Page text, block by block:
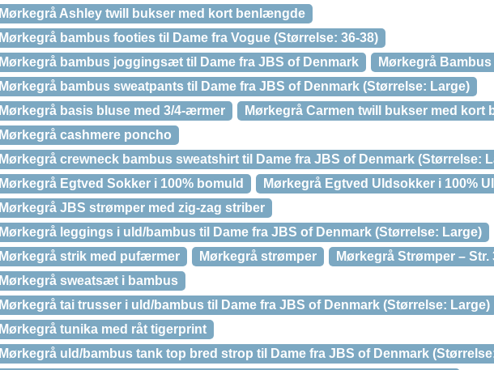
Mørkegrå Ashley twill bukser med kort benlængde
Mørkegrå bambus footies til Dame fra Vogue (Størrelse: 36-38)
Mørkegrå bambus joggingsæt til Dame fra JBS of Denmark
Mørkegrå
Mørkegrå bambus sweatpants til Dame fra JBS of Denmark (Størrelse: Large)
Mørkegrå basis bluse med 3/4-ærmer
Mørkegrå Carmen twill bukser med kort
Mørkegrå cashmere poncho
Mørkegrå crewneck bambus sweatshirt til Dame fra JBS of Denmark (Størrelse:
Mørkegrå Egtved Sokker i 100% bomuld
Mørkegrå Egtved Uldsokker i 100%
Mørkegrå JBS strømper med zig-zag striber
Mørkegrå leggings i uld/bambus til Dame fra JBS of Denmark (Størrelse: Large)
Mørkegrå strik med pufærmer
Mørkegrå strømper
Mørkegrå Strømper – Str.
Mørkegrå sweatsæt i bambus
Mørkegrå tai trusser i uld/bambus til Dame fra JBS of Denmark (Størrelse: Large)
Mørkegrå tunika med råt tigerprint
Mørkegrå uld/bambus tank top bred strop til Dame fra JBS of Denmark